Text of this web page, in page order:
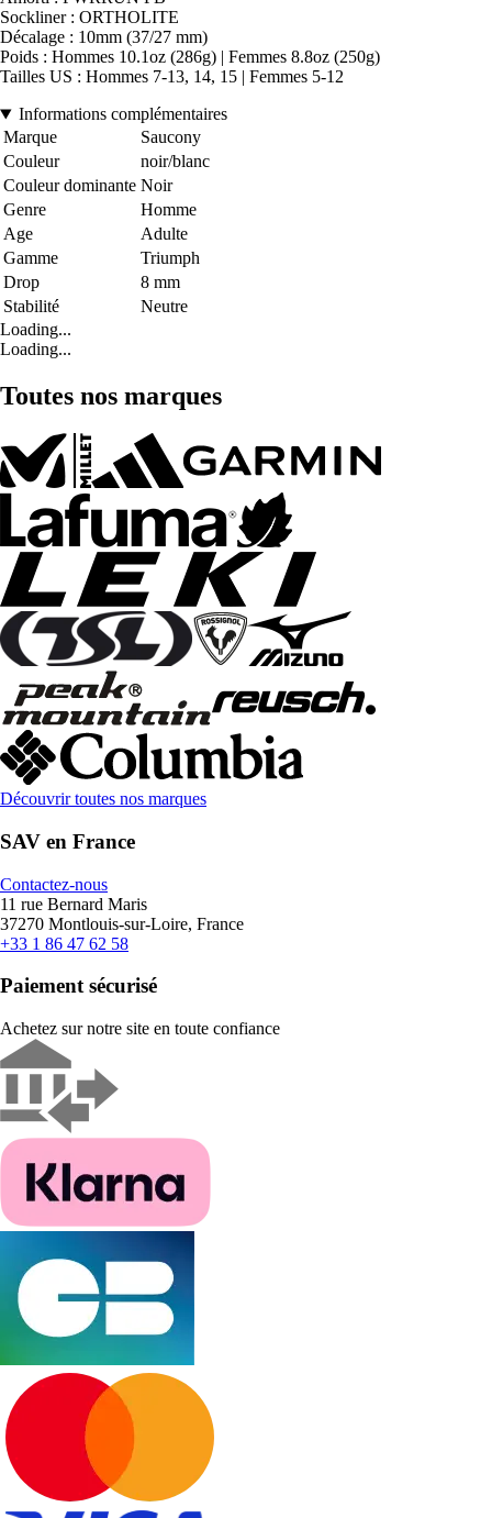
Sockliner : ORTHOLITE
Décalage : 10mm (37/27 mm)
Poids : Hommes 10.1oz (286g) | Femmes 8.8oz (250g)
Tailles US : Hommes 7-13, 14, 15 | Femmes 5-12
Informations complémentaires
Marque
Saucony
Couleur
noir/blanc
Couleur dominante Noir
Genre
Homme
Age
Adulte
Gamme
Triumph
Drop
8 mm
Stabilité
Neutre
Loading...
Loading...
Toutes nos marques
Découvrir toutes nos marques
SAV en France
Contactez-nous
11 rue Bernard Maris
37270 Montlouis-sur-Loire, France
+33 1 86 47 62 58
Paiement sécurisé
Achetez sur notre site en toute confiance